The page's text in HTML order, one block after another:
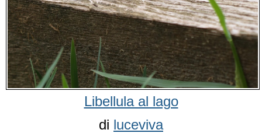
Libellula al lago
di luceviva